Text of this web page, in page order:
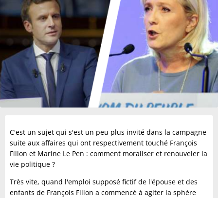
C'est un sujet qui s'est un peu plus invité dans la campagne
suite aux affaires qui ont respectivement touché François
Fillon et Marine Le Pen : comment moraliser et renouveler la
vie politique ?
Très vite, quand l'emploi supposé fictif de l'épouse et des
enfants de François Fillon a commencé à agiter la sphère